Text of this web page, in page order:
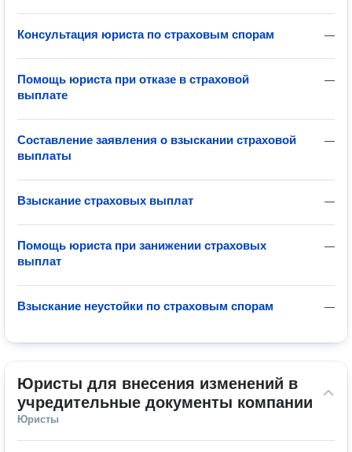
—
Консультация юриста по страховым спорам
—
Помощь юриста при отказе в страховой
выплате
—
Составление заявления о взыскании страховой
выплаты
—
Взыскание страховых выплат
—
Помощь юриста при занижении страховых
выплат
—
Взыскание неустойки по страховым спорам
Юристы для внесения изменений в
учредительные документы компании
Юристы